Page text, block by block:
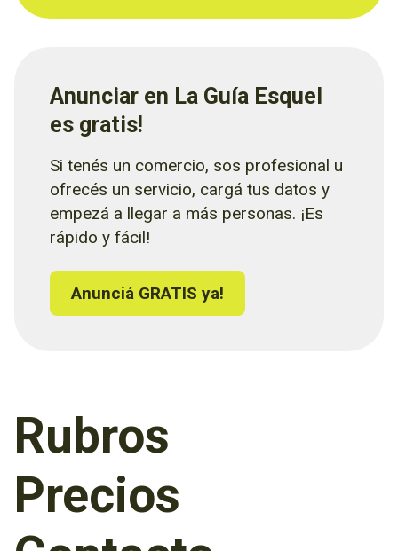
Anunciar en La Guía Esquel
es gratis!
Si tenés un comercio, sos profesional u
ofrecés un servicio, cargá tus datos y
empezá a llegar a más personas. ¡Es
rápido y fácil!
Anunciá GRATIS ya!
Rubros
Precios